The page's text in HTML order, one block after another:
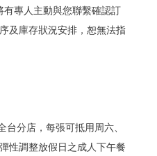
專人主動與您聯繫確認訂
及庫存狀況安排，恕無法指
台分店，每張可抵用周六、
性調整放假日之成人下午餐